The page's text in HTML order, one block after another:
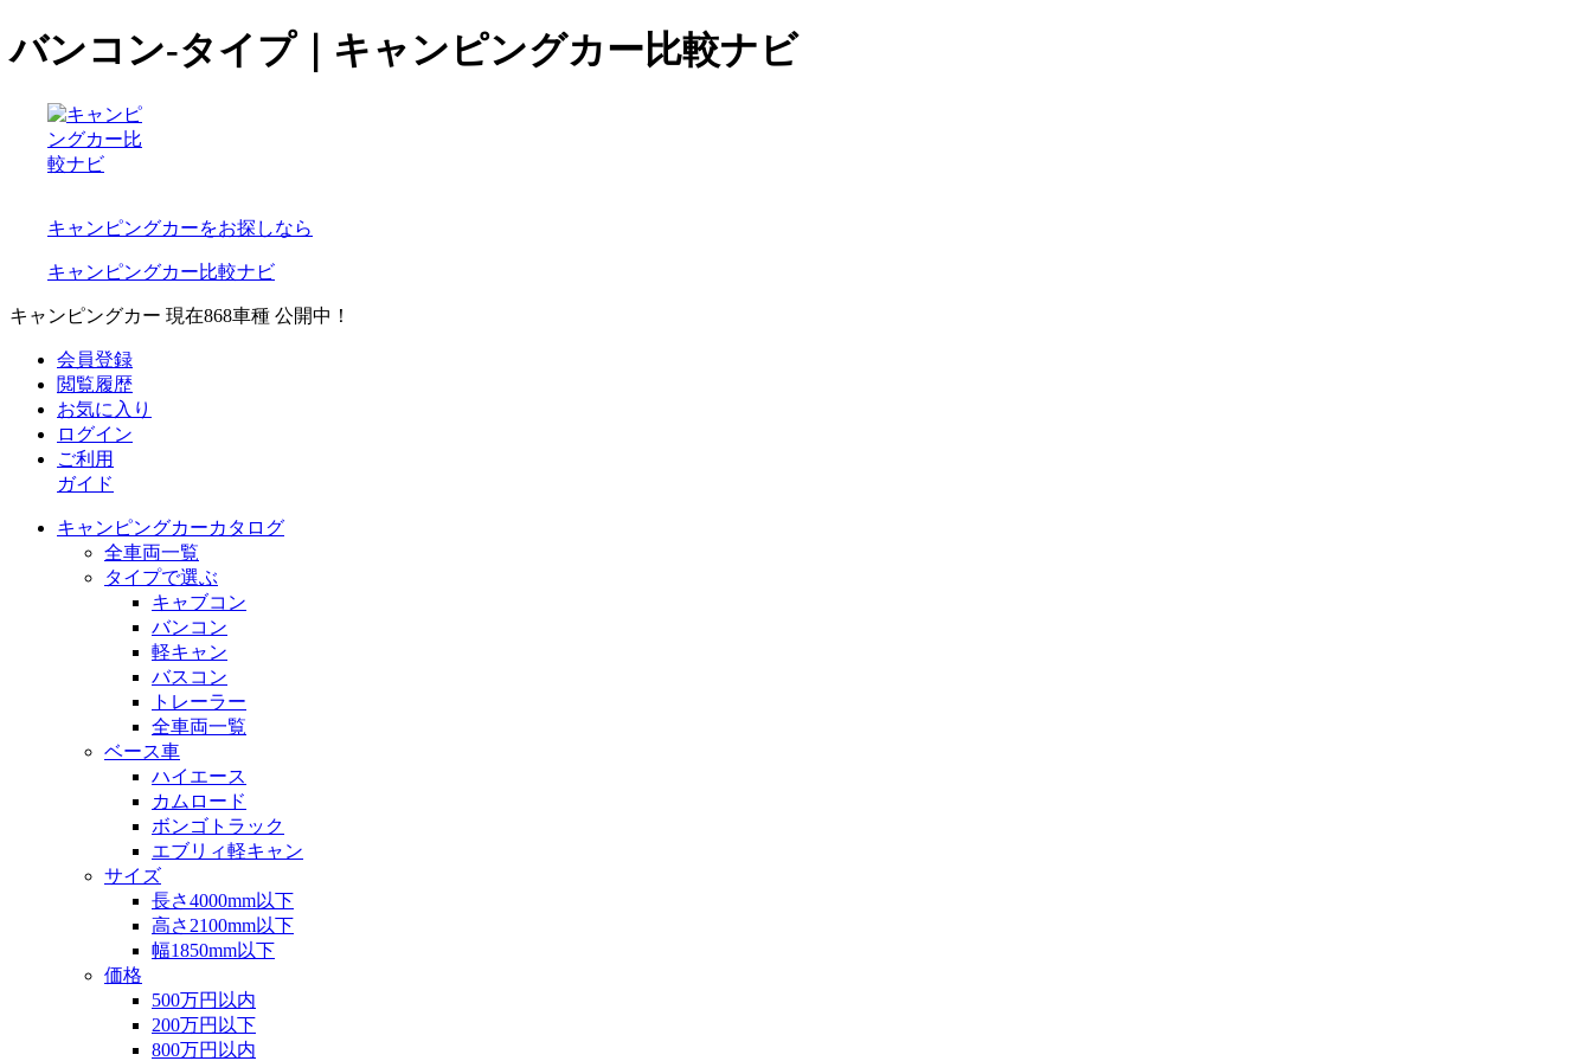
バンコン-タイプ｜キャンピングカー比較ナビ
キャンピングカーをお探しなら
キャンピングカー比較ナビ
キャンピングカー 現在868車種 公開中！
会員登録
閲覧履歴
お気に入り
ログイン
ご利用
ガイド
キャンピングカーカタログ
全車両一覧
タイプで選ぶ
キャブコン
バンコン
軽キャン
バスコン
トレーラー
全車両一覧
ベース車
ハイエース
カムロード
ボンゴトラック
エブリィ軽キャン
サイズ
長さ4000mm以下
高さ2100mm以下
幅1850mm以下
価格
500万円以内
200万円以下
800万円以内